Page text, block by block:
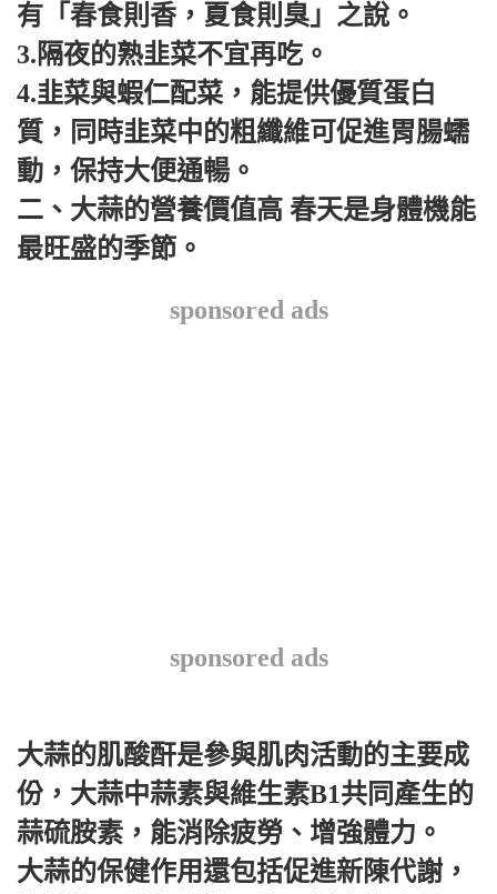
有「春食則香，夏食則臭」之說。
3.隔夜的熟韭菜不宜再吃。
4.韭菜與蝦仁配菜，能提供優質蛋白
質，同時韭菜中的粗纖維可促進胃腸蠕
動，保持大便通暢。
二、大蒜的營養價值高 春天是身體機能
最旺盛的季節。
sponsored ads
sponsored ads
大蒜的肌酸酐是參與肌肉活動的主要成
份，大蒜中蒜素與維生素B1共同產生的
蒜硫胺素，能消除疲勞、增強體力。
大蒜的保健作用還包括促進新陳代謝，